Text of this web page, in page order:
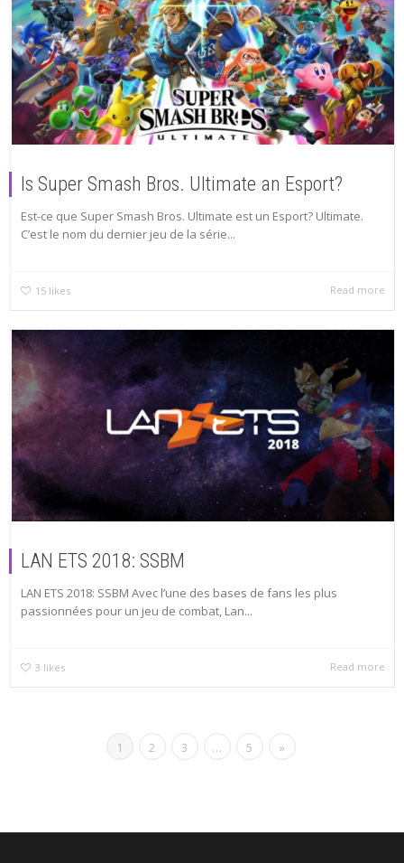
Is Super Smash Bros. Ultimate an Esport?
Est-ce que Super Smash Bros. Ultimate est un Esport? Ultimate.
C’est le nom du dernier jeu de la série...
15 likes Read more
LAN ETS 2018: SSBM
LAN ETS 2018: SSBM Avec l’une des bases de fans les plus
passionnées pour un jeu de combat, Lan...
3 likes Read more
1 2 3 … 5 »